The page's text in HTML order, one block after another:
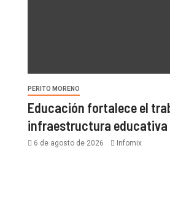
PERITO MORENO
Educación fortalece el
infraestructura educativa
6 de agosto de 2026 Infomix